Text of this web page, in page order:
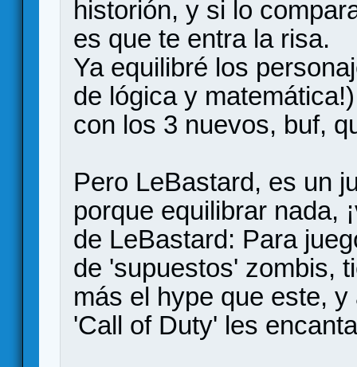
historión, y si lo
es que te entra la risa.
Ya equilibré los
de lógica y
con los 3 nuevos, buf,
Pero LeBastard, es un
porque equilibrar nada,
de LeBastard: Para
de 'supuestos' zombis,
más el hype que este,
'Call of Duty' les